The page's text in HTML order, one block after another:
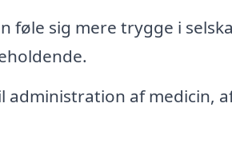
føle sig mere trygge i
administration af medicin,